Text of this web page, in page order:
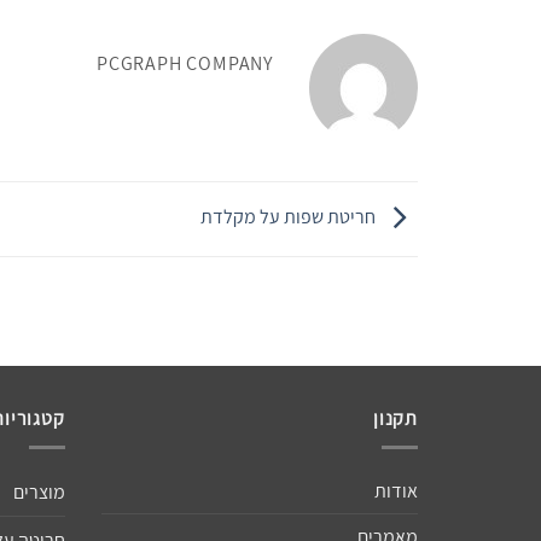
PCGRAPH COMPANY
חריטת שפות על מקלדת
תקנון
אודות
מוצרים